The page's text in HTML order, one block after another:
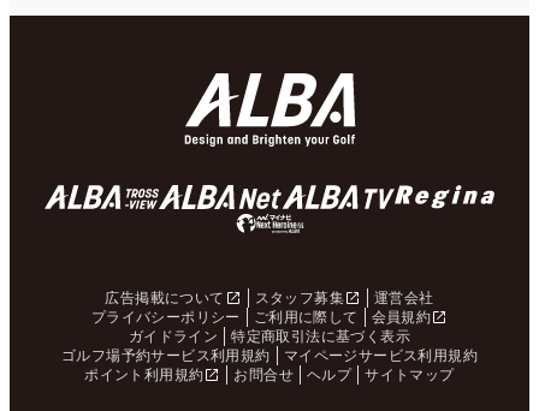
広告掲載について スタッフ募集
運営会社
プライバシーポリシー
ご利用に際して
会員規約
ガイドライン
特定商取引法に基づく表示
ゴルフ場予約サービス利用規約
マイページサービス利用規約
ポイント利用規約
お問合せ ヘルプ サイトマップ